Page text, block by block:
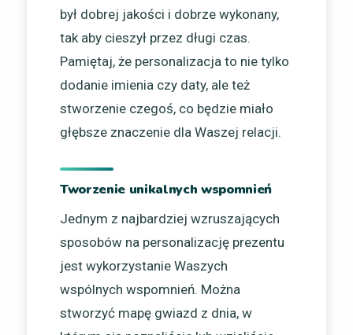
był dobrej jakości i dobrze wykonany,
tak aby cieszył przez długi czas.
Pamiętaj, że personalizacja to nie tylko
dodanie imienia czy daty, ale też
stworzenie czegoś, co będzie miało
głębsze znaczenie dla Waszej relacji.
Tworzenie unikalnych wspomnień
Jednym z najbardziej wzruszających
sposobów na personalizację prezentu
jest wykorzystanie Waszych
wspólnych wspomnień. Można
stworzyć mapę gwiazd z dnia, w